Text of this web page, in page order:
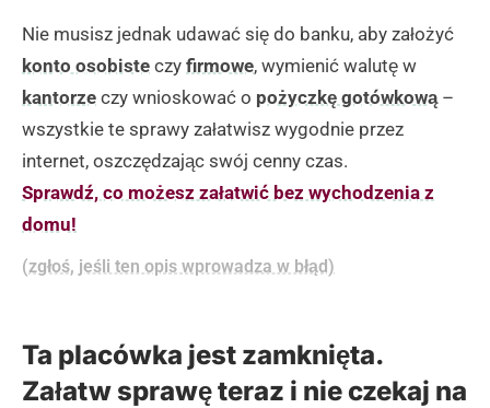
Nie musisz jednak udawać się do banku, aby założyć
konto osobiste czy firmowe, wymienić walutę w
kantorze czy wnioskować o pożyczkę gotówkową–
wszystkie te sprawy załatwisz wygodnie przez
internet, oszczędzając swój cenny czas.
Sprawdź, co możesz załatwić bez wychodzenia z
domu!
(zgłoś, jeśli ten opis wprowadza w błąd)
Ta placówka jest zamknięta.
Załatw sprawę teraz i nie czekaj na